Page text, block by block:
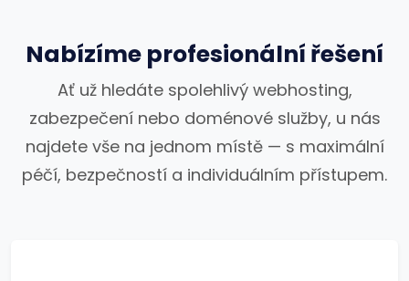
Nabízíme profesionální řešení
Ať už hledáte spolehlivý webhosting,
zabezpečení nebo doménové služby, u nás
najdete vše na jednom místě — s maximální
péčí, bezpečností a individuálním přístupem.